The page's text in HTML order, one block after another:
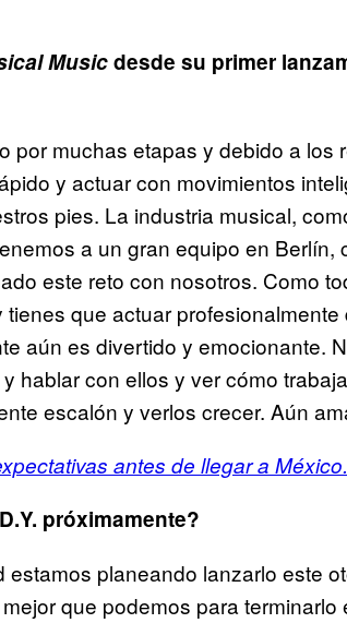
Musicdesde su primer
por muchas etapas y debido a los
y actuar con movimientos
pies. La industria musical,
a un gran equipo en Berlín,
este reto con nosotros. Como
que actuar
aún es divertido y emocionante.
hablar con ellos y ver cómo
escalón y verlos crecer. Aún
antes de llegar a México.
próximamente?
planeando lanzarlo este
que podemos para terminarlo